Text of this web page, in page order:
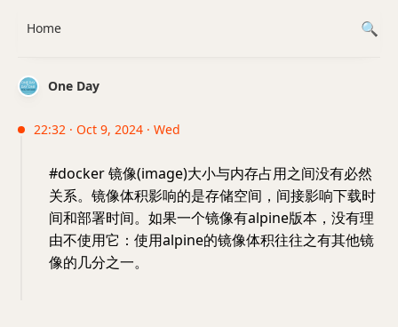
One Day
22:32 · Oct 9, 2024 · Wed
#docker 镜像(image)大小与内存占用之间没有必然
关系。镜像体积影响的是存储空间，间接影响下载时
间和部署时间。如果一个镜像有alpine版本，没有理
由不使用它：使用alpine的镜像体积往往之有其他镜
像的几分之一。
Home